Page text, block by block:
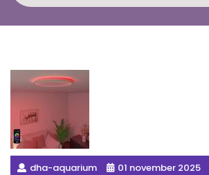
dha-aquarium 01 november 2025